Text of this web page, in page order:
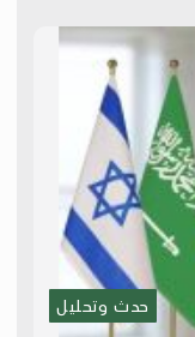
حدث وتحليل